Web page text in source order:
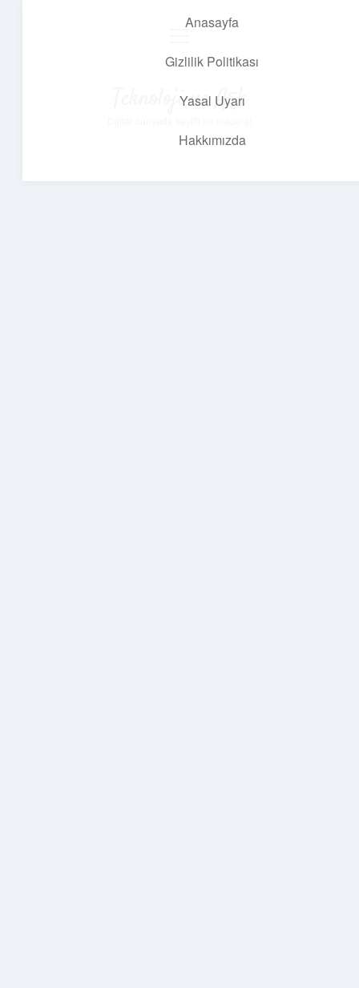
Anasayfa
Gizlilik Politikası
Yasal Uyarı
Hakkımızda
Teknoloji ve Aşk